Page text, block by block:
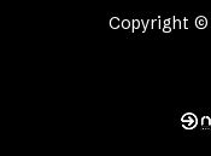
Copyright ©